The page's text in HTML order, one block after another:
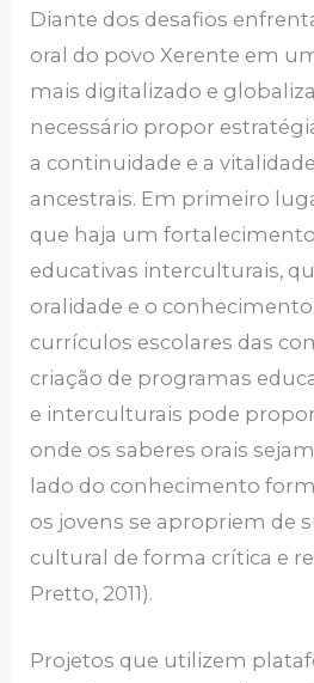
Diante dos desafios
oral do povo Xerente em
mais digitalizado e
necessário propor
a continuidade e a
ancestrais. Em primeiro
que haja um
educativas interculturais,
oralidade e o
currículos escolares das
criação de programas
e interculturais pode
onde os saberes orais
lado do conhecimento
os jovens se apropriem de
cultural de forma crítica e
Pretto, 2011).
Projetos que utilizem